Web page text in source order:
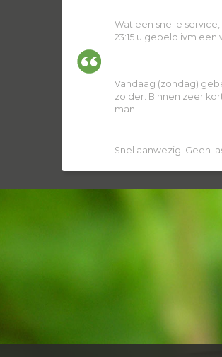
Wat een snelle
23:15 u gebeld ivm
Vandaag (zondag)
zolder. Binnen zeer
man
Snel aanwezig. Geen